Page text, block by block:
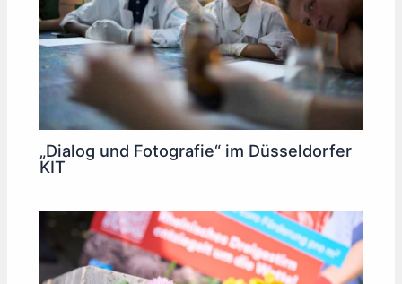
„Dialog und Fotografie“ im Düsseldorfer
KIT